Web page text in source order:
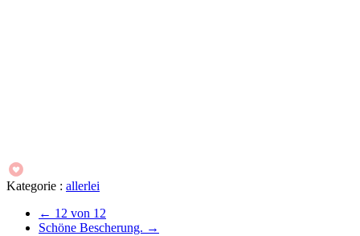
Kategorie : allerlei
← 12 von 12
Schöne Bescherung. →